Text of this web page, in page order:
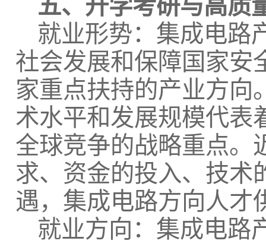
五、升学考研与高质
就业形势：集成电路
社会发展和保障国家安
家重点扶持的产业方向
术水平和发展规模代表
全球竞争的战略重点。
求、资金的投入、技术
遇，集成电路方向人才
就业方向：集成电路